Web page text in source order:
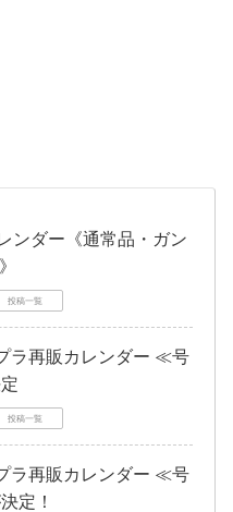
ンダー《通常品・ガン
投稿一覧
ラ再販カレンダー ≪号
投稿一覧
ラ再販カレンダー ≪号
定！